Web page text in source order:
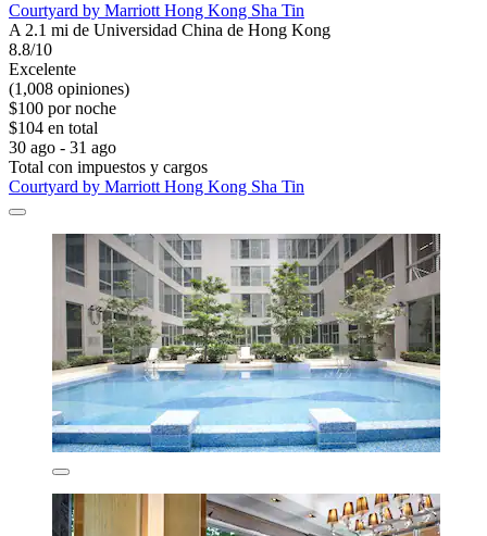
Courtyard by Marriott Hong Kong Sha Tin
A 2.1 mi de Universidad China de Hong Kong
8.8/10
Excelente
(1,008 opiniones)
$100 por noche
$104 en total
30 ago - 31 ago
Total con impuestos y cargos
Courtyard by Marriott Hong Kong Sha Tin